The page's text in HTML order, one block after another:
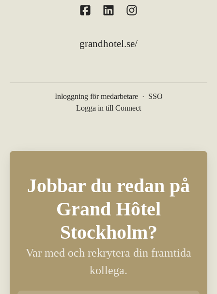
grandhotel.se/
Inloggning för medarbetare · SSO
Logga in till Connect
Jobbar du redan på
Grand Hôtel
Stockholm?
Var med och rekrytera din framtida
kollega.